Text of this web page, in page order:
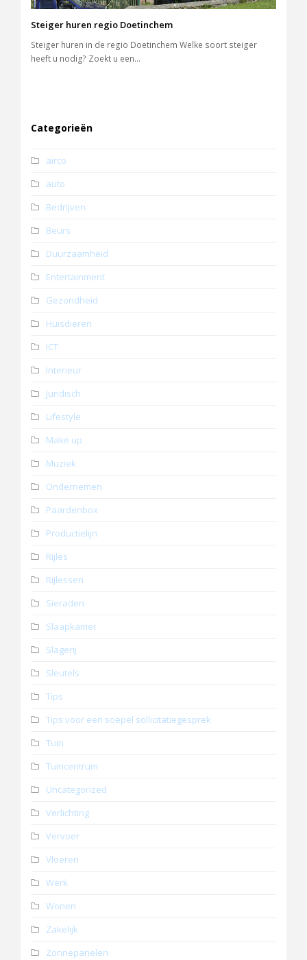
Steiger huren regio Doetinchem
Steiger huren in de regio Doetinchem Welke soort steiger
heeft u nodig? Zoekt u een…
Categorieën
airco
auto
Bedrijven
Beurs
Duurzaamheid
Entertainment
Gezondheid
Huisdieren
ICT
Interieur
Juridisch
Lifestyle
Make up
Muziek
Ondernemen
Paardenbox
Productielijn
Rijles
Rijlessen
Sieraden
Slaapkamer
Slagerij
Sleutels
Tips
Tips voor een soepel sollicitatiegesprek
Tuin
Tuincentrum
Uncategorized
Verlichting
Vervoer
Vloeren
Werk
Wonen
Zakelijk
Zonnepanelen